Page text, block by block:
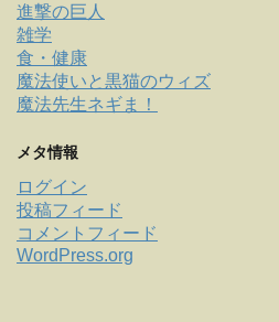
進撃の巨人
雑学
食・健康
魔法使いと黒猫のウィズ
魔法先生ネギま！
メタ情報
ログイン
投稿フィード
コメントフィード
WordPress.org